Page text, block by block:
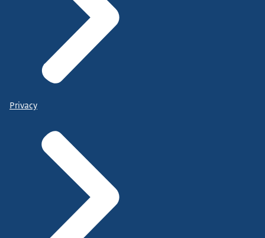
Privacy